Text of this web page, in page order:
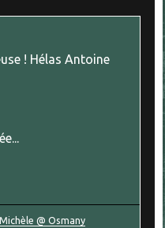
! Hélas Antoine
@ Osmany